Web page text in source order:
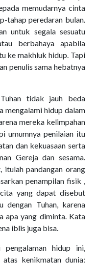
memudarnya cinta
tahap peredaran bulan.
untuk segala sesuatu
berbahaya apabila
ke makhluk hidup. Tapi
penulis sama hebatnya
tidak jauh beda
mengalami hidup dalam
mereka kelimpahan
umumnya penilaian itu
dan kekuasaan serta
Gereja dan sesama.
itulah pandangan orang
penampilan fisik ,
yang dapat disebut
dengan Tuhan, karena
apa yang diminta. Kata
iblis juga bisa.
hidup ini,
atas kenikmatan dunia: